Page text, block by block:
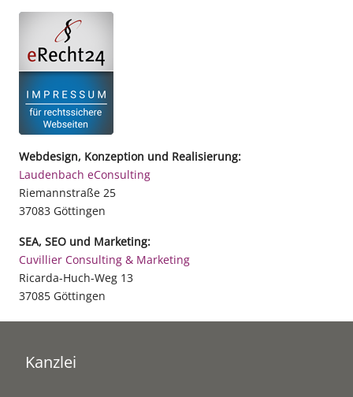
Webdesign, Konzeption und Realisierung:
Laudenbach eConsulting
Riemannstraße 25
37083 Göttingen
SEA, SEO und Marketing:
Cuvillier Consulting & Marketing
Ricarda-Huch-Weg 13
37085 Göttingen
Kanzlei